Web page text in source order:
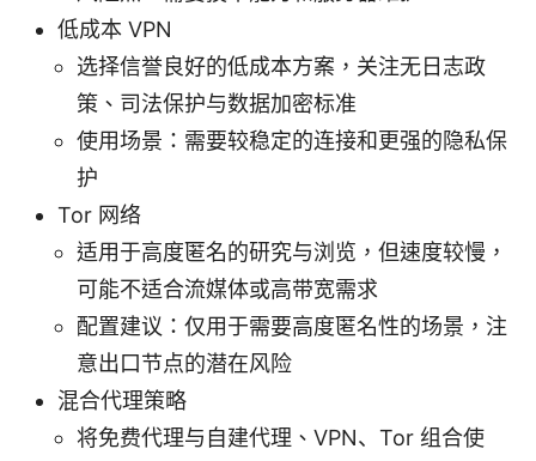
低成本 VPN
选择信誉良好的低成本方案，关注无日志政
策、司法保护与数据加密标准
使用场景：需要较稳定的连接和更强的隐私保
护
Tor 网络
适用于高度匿名的研究与浏览，但速度较慢，
可能不适合流媒体或高带宽需求
配置建议：仅用于需要高度匿名性的场景，注
意出口节点的潜在风险
混合代理策略
将免费代理与自建代理、VPN、Tor 组合使